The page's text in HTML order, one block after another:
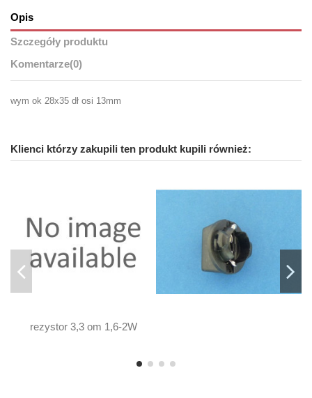
Opis
Szczegóły produktu
Komentarze(0)
wym ok 28x35 dł osi 13mm
Klienci którzy zakupili ten produkt kupili również:
rezystor 3,3 om 1,6-2W